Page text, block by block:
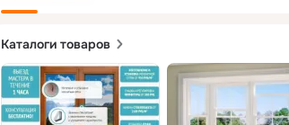
Каталоги товаров